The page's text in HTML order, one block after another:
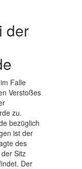
der
Falle
Verstoßes
zu.
bezüglich
ist der
des
Sitz
Der